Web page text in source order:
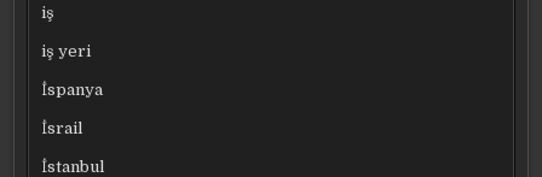
iş
iş yeri
İspanya
İsrail
İstanbul